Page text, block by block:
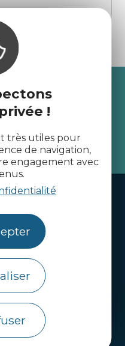
!
très utiles pour
de navigation,
engagement avec
des
Touristique et
d’Armor.